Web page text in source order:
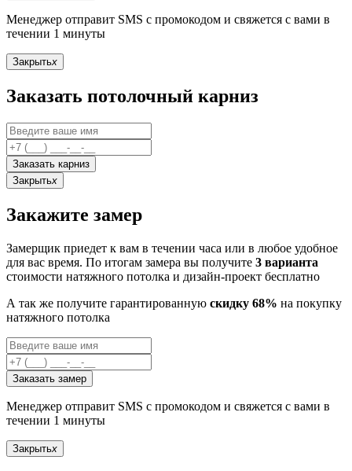
Менеджер отправит SMS с промокодом и свяжется с вами в
течении 1 минуты
Закрытьx
Заказать потолочный карниз
Заказать карниз
Закрытьx
Закажите замер
Замерщик приедет к вам в течении часа или в любое удобное
для вас время. По итогам замера вы получите 3 варианта
стоимости натяжного потолка и дизайн-проект бесплатно
А так же получите гарантированную скидку 68% на покупку
натяжного потолка
Заказать замер
Менеджер отправит SMS с промокодом и свяжется с вами в
течении 1 минуты
Закрытьx